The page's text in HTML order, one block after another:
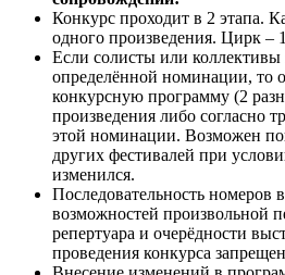
Конкурс проходит в 2 этапа.
одного произведения. Цирк –
Если солисты или коллективы
определённой номинации, то
конкурсную программу (2
произведения либо согласно
этой номинации. Возможен
других фестивалей при
изменился.
Последовательность номеров
возможностей произвольной
репертуара и очерёдности
проведения конкурса